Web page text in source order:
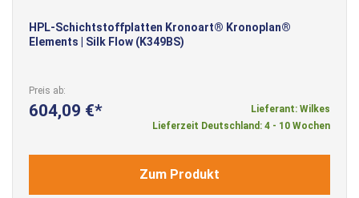
HPL-Schichtstoffplatten Kronoart® Kronoplan®
Elements | Silk Flow (K349BS)
Preis ab
604,09 €
Lieferant: Wilkes
Lieferzeit Deutschland: 4 - 10 Wochen
Zum Produkt